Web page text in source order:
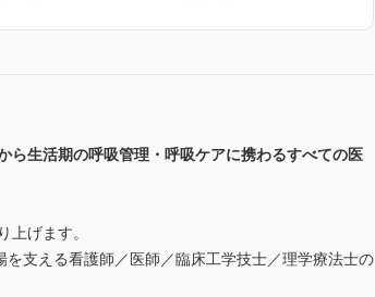
ら生活期の呼吸管理・呼吸ケアに携わるすべての医
げます。
支える看護師／医師／臨床工学技士／理学療法士の